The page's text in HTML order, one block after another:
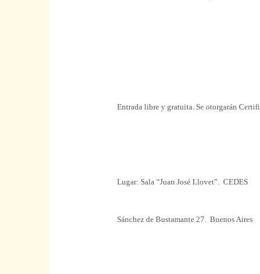
Entrada libre y gratuita. Se otorgarán
Lugar: Sala “Juan José Llovet”. CEDES
Sánchez de Bustamante 27. Buenos Aires